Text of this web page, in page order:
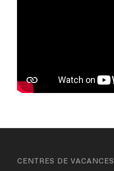
CENTRES DE VACANCES